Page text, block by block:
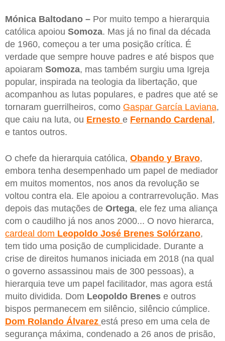
Mónica Baltodano – Por muito tempo a hierarquia
católica apoiou Somoza. Mas já no final da década
de 1960, começou a ter uma posição crítica. É
verdade que sempre houve padres e até bispos que
apoiaram Somoza, mas também surgiu uma Igreja
popular, inspirada na teologia da libertação, que
acompanhou as lutas populares, e padres que até se
tornaram guerrilheiros, como Gaspar García Laviana,
que caiu na luta, ou Ernesto e Fernando Cardenal ,
e tantos outros.
O chefe da hierarquia católica, Obando y Bravo,
embora tenha desempenhado um papel de mediador
em muitos momentos, nos anos da revolução se
voltou contra ela. Ele apoiou a contrarrevolução. Mas
depois das mutações de Ortega, ele fez uma aliança
com o caudilho já nos anos 2000... O novo hierarca,
cardeal dom Leopoldo José Brenes Solórzano,
tem tido uma posição de cumplicidade. Durante a
crise de direitos humanos iniciada em 2018 (na qual
o governo assassinou mais de 300 pessoas), a
hierarquia teve um papel facilitador, mas agora está
muito dividida. Dom Leopoldo Brenes e outros
bispos permanecem em silêncio, silêncio cúmplice.
Dom Rolando Álvarez está preso em uma cela de
segurança máxima, condenado a 26 anos de prisão,